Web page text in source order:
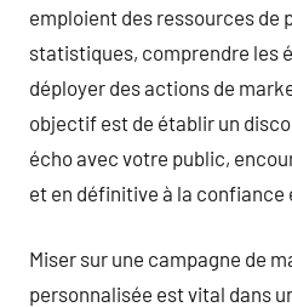
emploient des ressources de
statistiques, comprendre les
déployer des actions de
objectif est de établir un
écho avec votre public,
et en définitive à la confiance
Miser sur une campagne de
personnalisée est vital dans